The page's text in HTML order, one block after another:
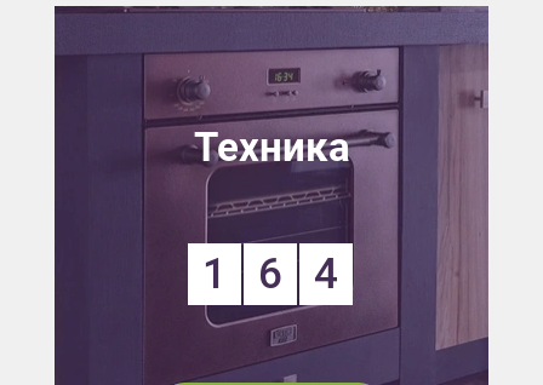
Техника
1 6 4